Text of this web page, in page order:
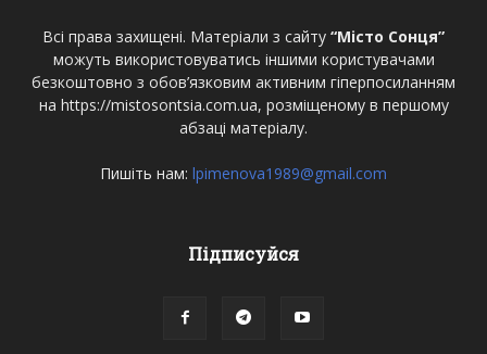
Всі права захищені. Матеріали з сайту “Місто Сонця”
можуть використовуватись іншими користувачами
безкоштовно з обов’язковим активним гіперпосиланням
на https://mistosontsia.com.ua, розміщеному в першому
абзаці матеріалу.
Пишіть нам: lpimenova1989@gmail.com
Підписуйся